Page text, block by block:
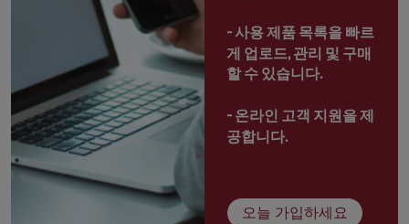
- 사용 제품 목록을 빠르
게 업로드, 관리 및 구매
할 수 있습니다.
- 온라인 고객 지원을 제
공합니다.
오늘 가입하세요